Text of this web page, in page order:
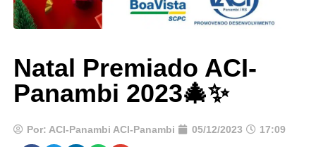
Natal Premiado ACI-
Panambi 2023🎄✨
Por: ACI-Panambi ACI-Panambi 05/12/2023 17:09